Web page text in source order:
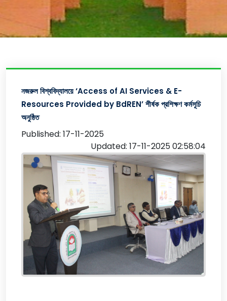
নজরুল বিশ্ববিদ্যালয়ে ‘Access of AI Services & E-
Resources Provided by BdREN’ শীর্ষক প্রশিক্ষণ কর্মসূচি
অনুষ্ঠিত
Published: 17-11-2025
Updated: 17-11-2025 02:58:04